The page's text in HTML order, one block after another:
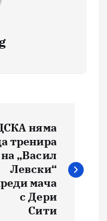
няма
тренира
на „Васил
Левски“
мача
с Дери
Сити